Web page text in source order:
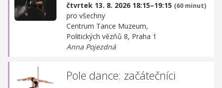
čtvrtek 13. 8. 2026 18:15–19:15 (60 minut)
pro všechny
Centrum Tance Muzeum,
Politických vězňů 8, Praha 1
Anna Pojezdná
Pole dance: začátečníci